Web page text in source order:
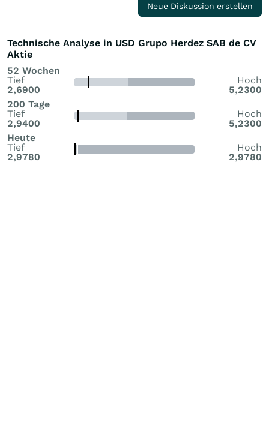
Neue Diskussion erstellen
Technische Analyse in USD Grupo Herdez SAB de CV
Aktie
52 Wochen
Tief
2,6900
Hoch
5,2300
200 Tage
Tief
2,9400
Hoch
5,2300
Heute
Tief
2,9780
Hoch
2,9780